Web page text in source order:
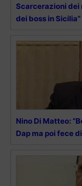
Scarcerazioni dei
dei boss in Sicilia”
Nino Di Matteo:
Dap ma poi fece